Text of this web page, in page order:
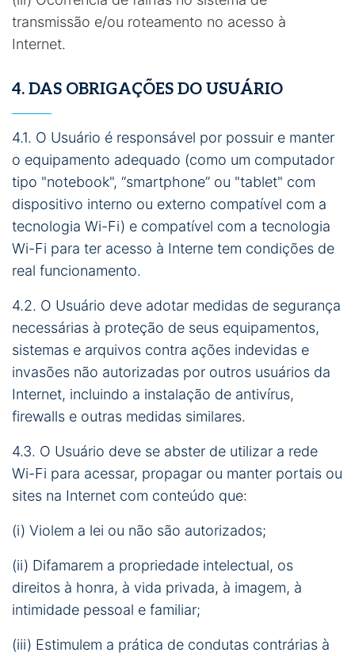
transmissão e/ou roteamento no acesso à
Internet.
4. DAS OBRIGAÇÕES DO USUÁRIO
4.1. O Usuário é responsável por possuir e manter
o equipamento adequado (como um computador
tipo "notebook", “smartphone” ou "tablet" com
dispositivo interno ou externo compatível com a
tecnologia Wi-Fi) e compatível com a tecnologia
Wi-Fi para ter acesso à Interne tem condições de
real funcionamento.
4.2. O Usuário deve adotar medidas de segurança
necessárias à proteção de seus equipamentos,
sistemas e arquivos contra ações indevidas e
invasões não autorizadas por outros usuários da
Internet, incluindo a instalação de antivírus,
firewalls e outras medidas similares.
4.3. O Usuário deve se abster de utilizar a rede
Wi-Fi para acessar, propagar ou manter portais ou
sites na Internet com conteúdo que:
(i) Violem a lei ou não são autorizados;
(ii) Difamarem a propriedade intelectual, os
direitos à honra, à vida privada, à imagem, à
intimidade pessoal e familiar;
(iii) Estimulem a prática de condutas contrárias à